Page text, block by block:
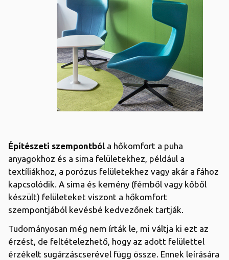
Építészeti szempontból a hőkomfort a puha
anyagokhoz és a sima felületekhez, például a
textíliákhoz, a porózus felületekhez vagy akár a fához
kapcsolódik. A sima és kemény (fémből vagy kőből
készült) felületeket viszont a hőkomfort
szempontjából kevésbé kedvezőnek tartják.
Tudományosan még nem írták le, mi váltja ki ezt az
érzést, de feltételezhető, hogy az adott felülettel
érzékelt sugárzáscserével függ össze. Ennek leírására